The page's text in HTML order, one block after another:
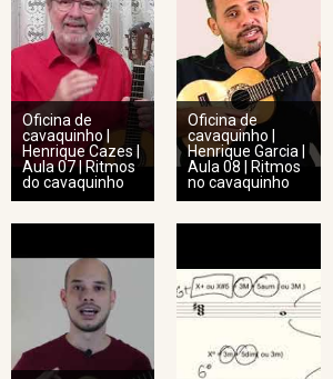
Oficina de
cavaquinho |
Henrique Cazes |
Aula 07 | Ritmos
do cavaquinho
Oficina de
cavaquinho |
Henrique Garcia |
Aula 08 | Ritmos
no cavaquinho